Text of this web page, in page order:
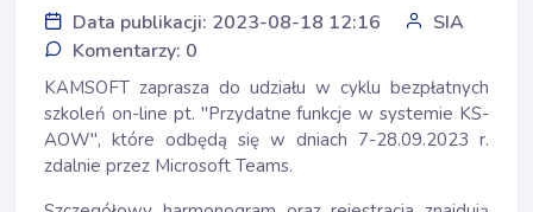
Data publikacji: 2023-08-18 12:16
SIA
Komentarzy: 0
KAMSOFT zaprasza do udziału w cyklu bezpłatnych
szkoleń on-line pt. "Przydatne funkcje w systemie KS-
AOW", które odbędą się w dniach 7-28.09.2023 r.
zdalnie przez Microsoft Teams.